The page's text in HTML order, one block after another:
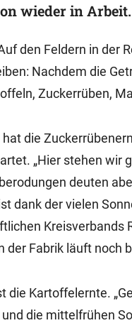
wieder in Arbeit.
den Feldern in der
Nachdem die
Zuckerrüben,
die
„Hier stehen wir
deuten
dank der vielen
Kreisverbands
der Fabrik läuft noch
die Kartoffelernte.
die mittelfrühen